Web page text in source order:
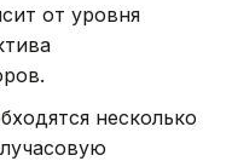
от уровня
несколько